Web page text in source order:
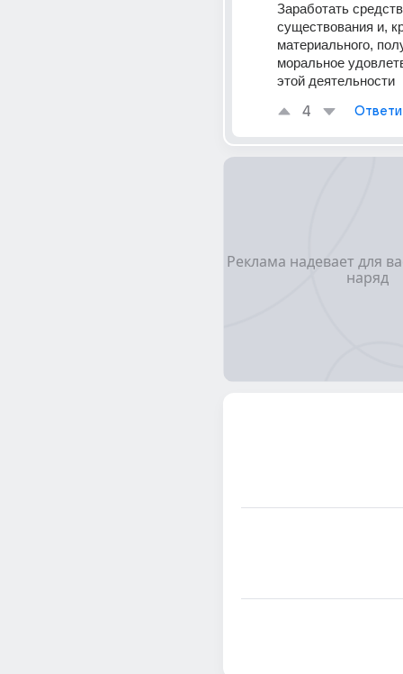
Заработать
существования и,
материального,
моральное
этой деятельности
4